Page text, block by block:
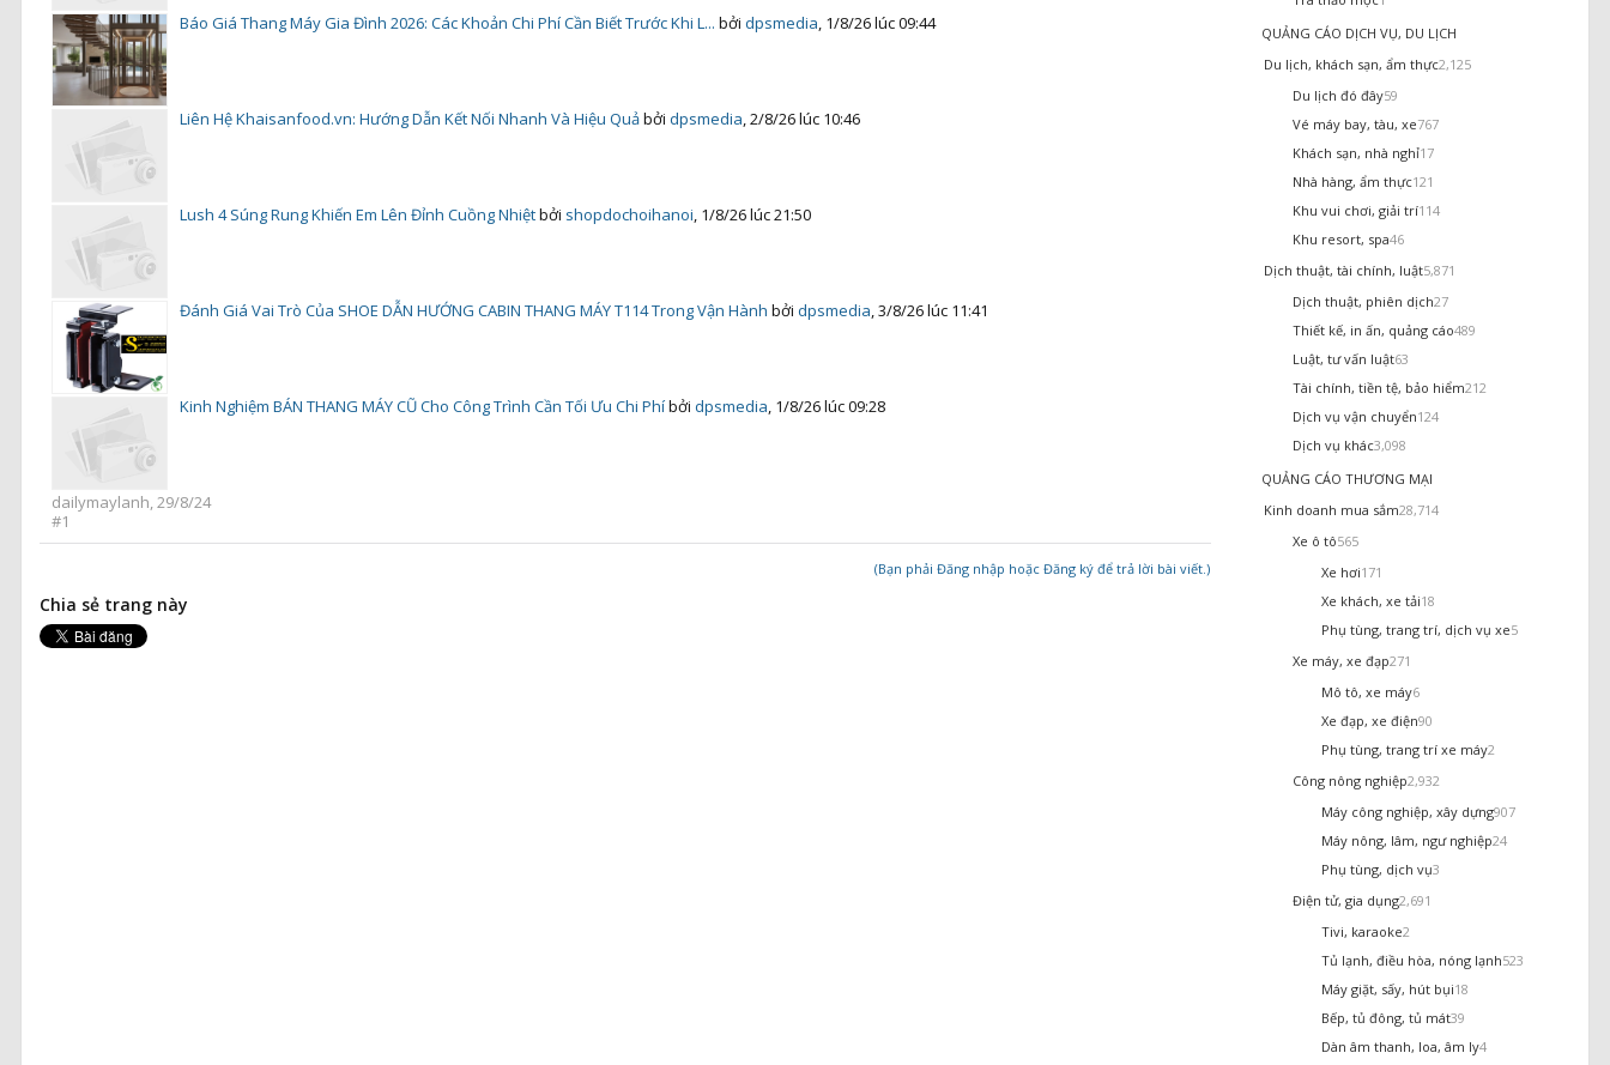
Báo Giá Thang Máy Gia Đình 2026: Các Khoản Chi Phí Cần Biết Trước Khi L... bởidpsmedia, 1/8/26 lúc 09:44
Liên Hệ Khaisanfood.vn: Hướng Dẫn Kết Nối Nhanh Và Hiệu Quảbởidpsmedia,2/8/26 lúc 10:46
Lush 4 Súng Rung Khiến Em Lên Đỉnh Cuồng Nhiệtbởi shopdochoihanoi, 1/8/26 lúc 21:50
Đánh Giá Vai Trò Của SHOE DẪN HƯỚNG CABIN THANG MÁY T114 Trong Vận Hành bởidpsmedia,3/8/26 lúc 11:41
Kinh Nghiệm BÁN THANG MÁY CŨ Cho Công Trình Cần Tối Ưu Chi Phíbởidpsmedia, 1/8/26 lúc 09:28
dailymaylanh,29/8/24
#1
(Bạn phải Đăng nhập hoặc Đăng ký để trả lời bài viết.)
Chia sẻ trang này
QUẢNG CÁO DỊCH VỤ, DU LỊCH
Du lịch, khách sạn, ẩm thực2,125
Du lịch đó đây59
Vé máy bay, tàu, xe767
Khách sạn, nhà nghỉ17
Nhà hàng, ẩm thực121
Khu vui chơi, giải trí114
Khu resort, spa46
Dịch thuật, tài chính, luật5,871
Dịch thuật, phiên dịch27
Thiết kế, in ấn, quảng cáo489
Luật, tư vấn luật63
Tài chính, tiền tệ, bảo hiểm212
Dịch vụ vận chuyển124
Dịch vụ khác3,098
QUẢNG CÁO THƯƠNG MẠI
Kinh doanh mua sắm28,714
Xe ô tô565
Xe hơi171
Xe khách, xe tải18
Phụ tùng, trang trí, dịch vụ xe5
Xe máy, xe đạp271
Mô tô, xe máy6
Xe đạp, xe điện90
Phụ tùng, trang trí xe máy2
Công nông nghiệp2,932
Máy công nghiệp, xây dựng907
Máy nông, lâm, ngư nghiệp24
Phụ tùng, dịch vụ3
Điện tử, gia dụng2,691
Tivi, karaoke2
Tủ lạnh, điều hòa, nóng lạnh523
Máy giặt, sấy, hút bụi18
Bếp, tủ đông, tủ mát39
Dàn âm thanh, loa, âm ly4